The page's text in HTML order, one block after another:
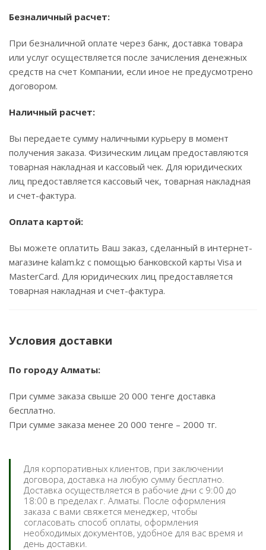
Безналичный расчет:
При безналичной оплате через банк, доставка товара
или услуг осуществляется после зачисления денежных
средств на счет Компании, если иное не предусмотрено
договором.
Наличный расчет:
Вы передаете сумму наличными курьеру в момент
получения заказа. Физическим лицам предоставляются
товарная накладная и кассовый чек. Для юридических
лиц предоставляется кассовый чек, товарная накладная
и счет-фактура.
Оплата картой:
Вы можете оплатить Ваш заказ, сделанный в интернет-
магазине kalam.kz с помощью банковской карты Visa и
MasterCard. Для юридических лиц предоставляется
товарная накладная и счет-фактура.
Условия доставки
По городу Алматы:
При сумме заказа свыше 20 000 тенге доставка
бесплатно.
При сумме заказа менее 20 000 тенге – 2000 тг.
Для корпоративных клиентов, при заключении
договора, доставка на любую сумму бесплатно.
Доставка осуществляется в рабочие дни с 9:00 до
18:00 в пределах г. Алматы. После оформления
заказа с вами свяжется менеджер, чтобы
согласовать способ оплаты, оформления
необходимых документов, удобное для вас время и
день доставки.